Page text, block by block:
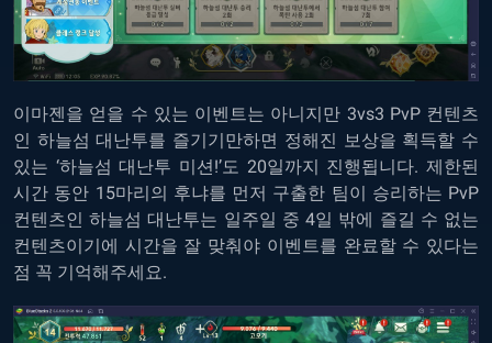
이마젠을 얻을 수 있는 이벤트는 아니지만 3vs3 PvP 컨텐츠
인 하늘섬 대난투를 즐기기만하면 정해진 보상을 획득할 수
있는 ‘하늘섬 대난투 미션!’도 20일까지 진행됩니다. 제한된
시간 동안 15마리의 후냐를 먼저 구출한 팀이 승리하는 PvP
컨텐츠인 하늘섬 대난투는 일주일 중 4일 밖에 즐길 수 없는
컨텐츠이기에 시간을 잘 맞춰야 이벤트를 완료할 수 있다는
점 꼭 기억해주세요.